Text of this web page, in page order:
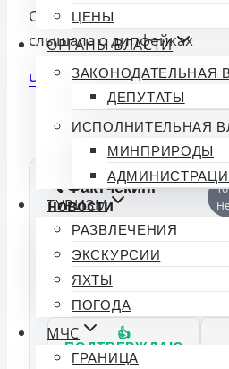
ЦЕНЫ
ОРГАНЫ ВЛАСТИ
ЗАКОНОДАТЕЛЬНАЯ
ДЕПУТАТЫ
ИСПОЛНИТЕЛЬНАЯ
МИНПРИРОДЫ
ТУРИЗМ
РАЗВЛЕЧЕНИЯ
ЭКСКУРСИИ
ЯХТЫ
ПОГОДА
МЧС
ГРАНИЦА
Опрос: почти половина
слышала о дипфейках
Читать далее
Смотрите Все
🔍 Фактчекинг
новости
Индекс доверия
👍
ПОДТВЕРЖДАЮ
ФАКТ